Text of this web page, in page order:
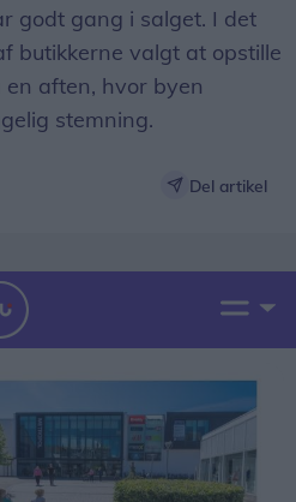
godt gang i salget. I det
butikkerne valgt at opstille
aften, hvor byen
stemning.
Del artikel